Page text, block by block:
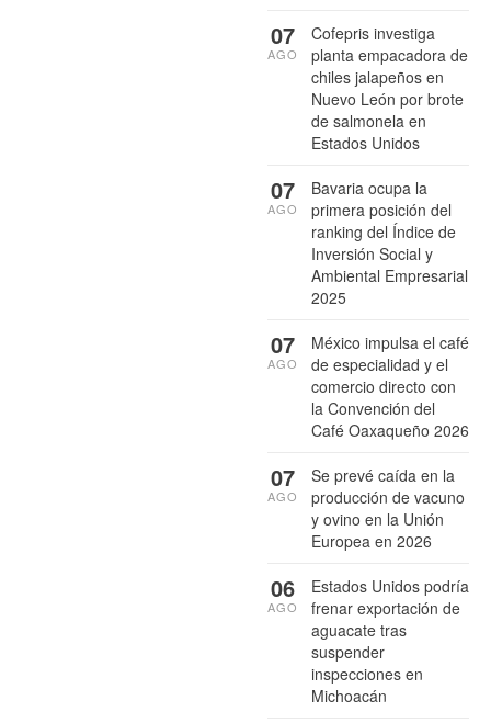
Cofepris investiga
planta empacadora de
chiles jalapeños en
Nuevo León por brote
de salmonela en
Estados Unidos
07
AGO
Bavaria ocupa la
primera posición del
ranking del Índice de
Inversión Social y
Ambiental Empresarial
2025
07
AGO
México impulsa el café
de especialidad y el
comercio directo con
la Convención del
Café Oaxaqueño 2026
07
AGO
Se prevé caída en la
producción de vacuno
y ovino en la Unión
Europea en 2026
07
AGO
Estados Unidos podría
frenar exportación de
aguacate tras
suspender
inspecciones en
Michoacán
06
AGO